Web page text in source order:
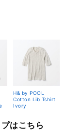
H& by POOL
Cotton Lib Tshirt
Ivory
はこちら